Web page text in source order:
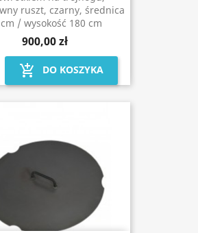
ruszt, czarny, średnica
/ wysokość 180 cm
900,00 zł
add_shopping_cart DO KOSZYKA